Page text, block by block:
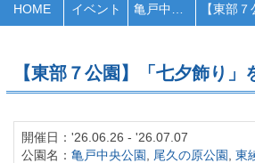
HOME イベント
【東部７公園】「七夕飾り」
開催日：'26.06.26 - '26.07.07
公園名： 亀戸中央公園 尾久の原公園 東